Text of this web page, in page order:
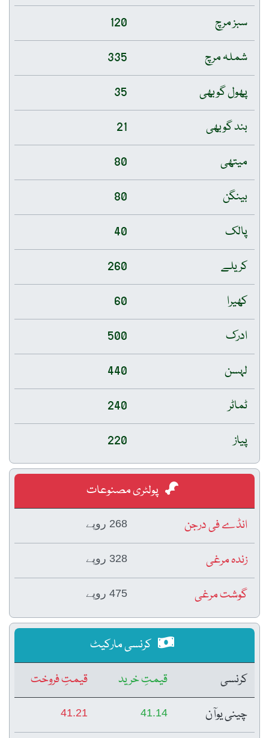
سبز مرچ
120
شملہ مرچ
335
پھول گوبھی
35
بند گوبھی
21
میتھی
80
بینگن
80
پالک
40
کریلے
260
کھیرا
60
ادرک
500
لہسن
440
ٹماٹر
240
پیاز
220
پولٹری مصنوعات
انڈے فی درجن
268 روپے
زندہ مرغی 328 روپے
گوشت مرغی 475 روپے
کرنسی مارکیٹ
کرنسی
قیمتِ خرید
قیمتِ فروخت
چینی یوآن
41.14
41.21